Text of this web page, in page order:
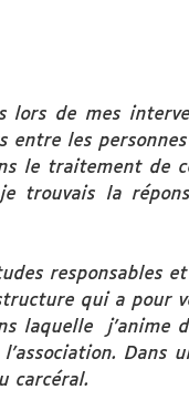
de mes
entre les
le traitement de
trouvais la
responsables
qui a pour
laquelle j’anime
Dans
carcéral.